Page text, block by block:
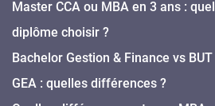
Master CCA ou MBA en 3 ans : quel
diplôme choisir ?
Bachelor Gestion & Finance vs BUT
GEA : quelles différences ?